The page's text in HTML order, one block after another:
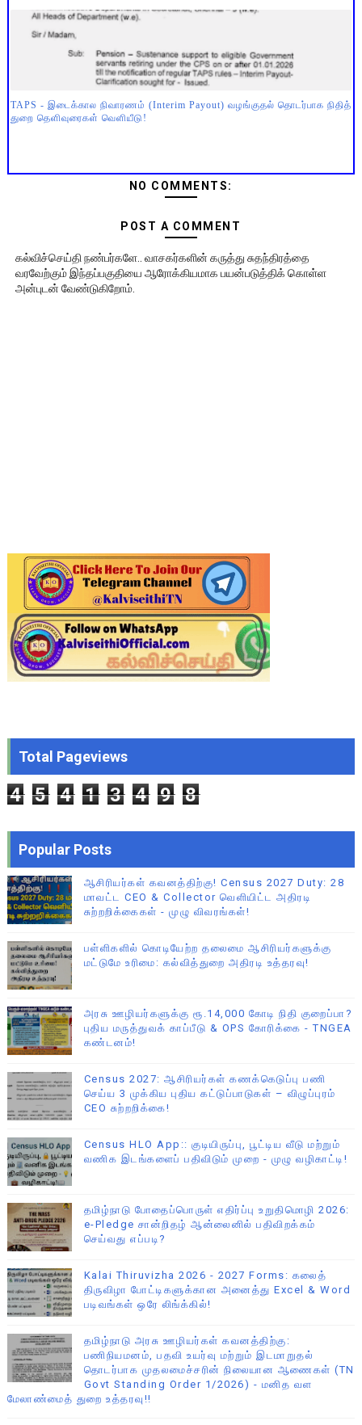
TAPS - இடைக்கால நிவாரணம் (Interim Payout) வழங்குதல் தொடர்பாக நிதித்
துறை தெளிவுரைகள் வெளியீடு!
NO COMMENTS:
POST A COMMENT
கல்விச்செய்தி நண்பர்களே.. வாசகர்களின் கருத்து சுதந்திரத்தை
வரவேற்கும் இந்தப்பகுதியை ஆரோக்கியமாக பயன்படுத்திக் கொள்ள
அன்புடன் வேண்டுகிறோம்.
Total Pageviews
4 5 4 1 3 4 9 8
Popular Posts
ஆசிரியர்கள் கவனத்திற்கு! Census 2027 Duty: 28
மாவட்ட CEO & Collector வெளியிட்ட அதிரடி
சுற்றறிக்கைகள் - முழு விவரங்கள்!
பள்ளிகளில் கொடியேற்ற தலைமை ஆசிரியர்களுக்கு
மட்டுமே உரிமை: கல்வித்துறை அதிரடி உத்தரவு!
அரசு ஊழியர்களுக்கு ரூ.14,000 கோடி நிதி குறைப்பா?
புதிய மருத்துவக் காப்பீடு & OPS கோரிக்கை - TNGEA
கண்டனம்!
Census 2027: ஆசிரியர்கள் கணக்கெடுப்பு பணி
செய்ய 3 முக்கிய புதிய கட்டுப்பாடுகள் – விழுப்புரம்
CEO சுற்றறிக்கை!
Census HLO App:: குடியிருப்பு, பூட்டிய வீடு மற்றும்
வணிக இடங்களைப் பதிவிடும் முறை - முழு வழிகாட்டி!
தமிழ்நாடு போதைப்பொருள் எதிர்ப்பு உறுதிமொழி 2026:
e-Pledge சான்றிதழ் ஆன்லைனில் பதிவிறக்கம்
செய்வது எப்படி?
Kalai Thiruvizha 2026 - 2027 Forms: கலைத்
திருவிழா போட்டிகளுக்கான அனைத்து Excel & Word
படிவங்கள் ஒரே லிங்க்கில்!
தமிழ்நாடு அரசு ஊழியர்கள் கவனத்திற்கு:
பணிநியமனம், பதவி உயர்வு மற்றும் இடமாறுதல்
தொடர்பாக முதலமைச்சரின் நிலையான ஆணைகள் (TN
Govt Standing Order 1/2026) - மனித வள
மேலாண்மைத் துறை உத்தரவு!!